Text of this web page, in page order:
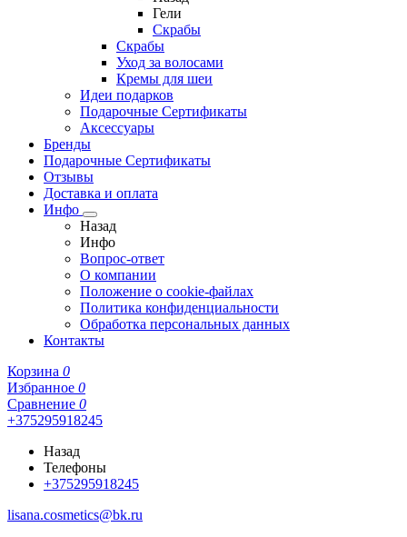
Гели
Скрабы
Скрабы
Уход за волосами
Кремы для шеи
Идеи подарков
Подарочные Сертификаты
Аксессуары
Бренды
Подарочные Сертификаты
Отзывы
Доставка и оплата
Инфо
Назад
Инфо
Вопрос-ответ
О компании
Положение о cookie-файлах
Политика конфиденциальности
Обработка персональных данных
Контакты
Корзина 0
Избранное 0
Сравнение 0
+375295918245
Назад
Телефоны
+375295918245
lisana.cosmetics@bk.ru